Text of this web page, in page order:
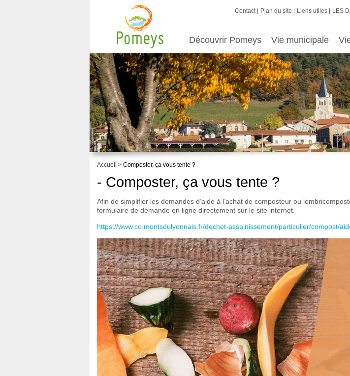
Contact Plan du site Liens utiles LES
Découvrir Pomeys Vie municipale
Accueil > Composter, ça vous tente ?
- Composter, ça vous tente ?
Afin de simplifier les demandes d’aide à l’achat de composteur ou
formulaire de demande en ligne directement sur le site internet.
https://www.cc-montsdulyonnais.fr/dechet-assainissement/particulier/compost/